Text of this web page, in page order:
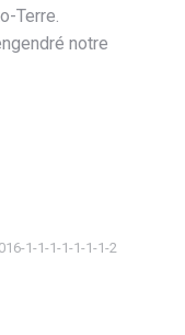
Terre.
notre
1-1-1-1-1-1-1-2